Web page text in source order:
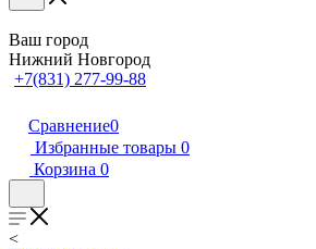
Ваш город
Нижний Новгород
+7(831) 277-99-88
Сравнение0
Избранные товары 0
Корзина 0
<